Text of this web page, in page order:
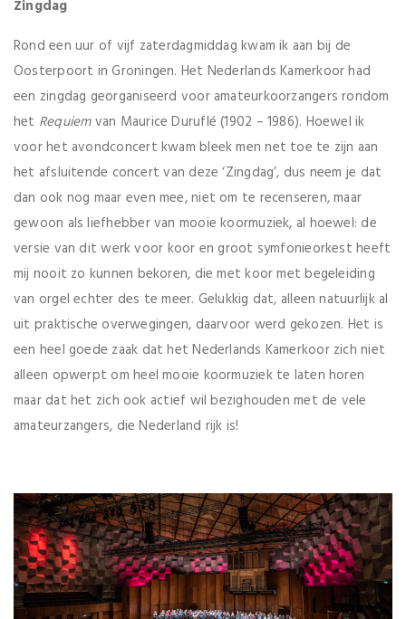
Zingdag
Rond een uur of vijf zaterdagmiddag kwam ik aan bij de
Oosterpoort in Groningen. Het Nederlands Kamerkoor had
een zingdag georganiseerd voor amateurkoorzangers rondom
het Requiemvan Maurice Duruflé (1902 – 1986). Hoewel ik
voor het avondconcert kwam bleek men net toe te zijn aan
het afsluitende concert van deze ‘Zingdag’, dus neem je dat
dan ook nog maar even mee, niet om te recenseren, maar
gewoon als liefhebber van mooie koormuziek, al hoewel: de
versie van dit werk voor koor en groot symfonieorkest heeft
mij nooit zo kunnen bekoren, die met koor met begeleiding
van orgel echter des te meer. Gelukkig dat, alleen natuurlijk al
uit praktische overwegingen, daarvoor werd gekozen. Het is
een heel goede zaak dat het Nederlands Kamerkoor zich niet
alleen opwerpt om heel mooie koormuziek te laten horen
maar dat het zich ook actief wil bezighouden met de vele
amateurzangers, die Nederland rijk is!